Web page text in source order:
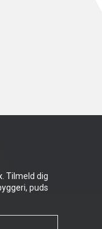
Tilmeld dig
puds